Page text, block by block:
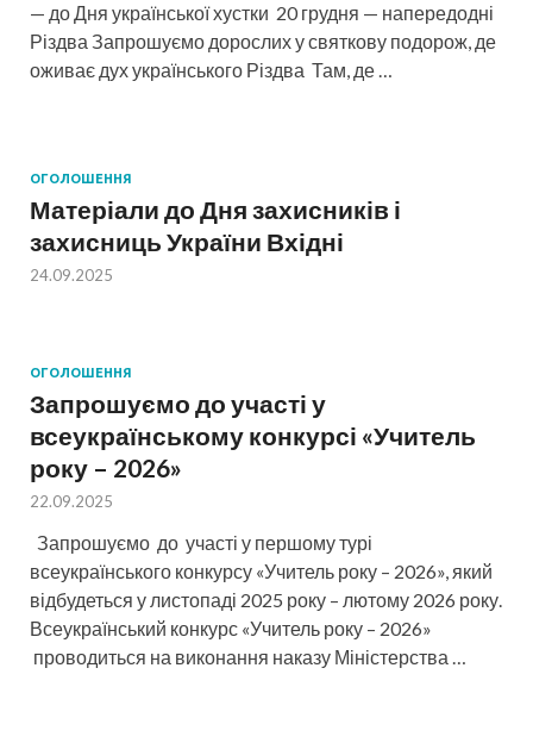
— до Дня української хустки 20 грудня — напередодні
Різдва Запрошуємо дорослих у святкову подорож, де
оживає дух українського Різдва Там, де …
ОГОЛОШЕННЯ
Матеріали до Дня захисників і
захисниць України Вхідні
24.09.2025
ОГОЛОШЕННЯ
Запрошуємо до участі у
всеукраїнському конкурсі «Учитель
року – 2026»
22.09.2025
Запрошуємо до участі у першому турі
всеукраїнського конкурсу «Учитель року – 2026», який
відбудеться у листопаді 2025 року – лютому 2026 року.
Всеукраїнський конкурс «Учитель року – 2026»
проводиться на виконання наказу Міністерства …